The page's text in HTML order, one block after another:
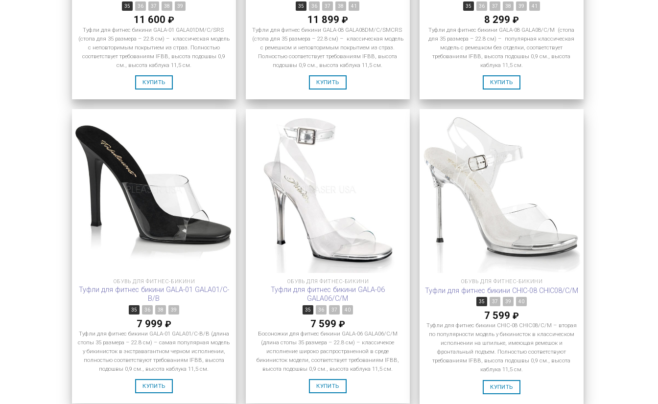
35 36 37 38 39
11 600 ₽
Туфли для фитнес бикини GALA-01 GALA01DM/C/SRS
(стопа для 35 размера – 22.8 см) – классическая модель
с неповторимым покрытием из страз. Полностью
соответствует требованиям IFBB, высота подошвы 0,9
см., высота каблука 11,5 см.
КУПИТЬ
35 36 37 38 41
11 899 ₽
Туфли для фитнес бикини GALA-08 GALA08DM/C/SMCRS
(стопа для 35 размера – 22.8 см) – классическая модель
с ремешком и неповторимым покрытием из страз.
Полностью соответствует требованиям IFBB, высота
подошвы 0,9 см., высота каблука 11,5 см.
КУПИТЬ
35 36 37 38 39 41
8 299 ₽
Туфли для фитнес бикини GALA-08 GALA08/C/M (стопа
для 35 размера – 22.8 см) – популярная классическая
модель с ремешком без отделки, соответствует
требованиям IFBB, высота подошвы 0,9 см., высота
каблука 11,5 см.
КУПИТЬ
ОБУВЬ ДЛЯ ФИТНЕС-БИКИНИ
Туфли для фитнес бикини GALA-01 GALA01/C-
B/B
35 36 38 39
7 999 ₽
Туфли для фитнес бикини GALA-01 GALA01/C-B/B (длина
стопы 35 размера – 22.8 см) – самая популярная модель
у бикинисток в экстравагантном черном исполнении,
полностью соответствуют требованиям IFBB, высота
подошвы 0,9 см., высота каблука 11,5 см.
КУПИТЬ
ОБУВЬ ДЛЯ ФИТНЕС-БИКИНИ
Туфли для фитнес бикини GALA-06
GALA06/C/M
35 36 37 40
7 599 ₽
Босоножки для фитнес бикини GALA-06 GALA06/C/M
(длина стопы 35 размера – 22.8 см) – классичекое
исполнение широко распространенной в среде
бикинисток модели, соответствует требованиям IFBB,
высота подошвы 0,9 см., высота каблука 11,5 см.
КУПИТЬ
ОБУВЬ ДЛЯ ФИТНЕС-БИКИНИ
Туфли для фитнес бикини CHIC-08 CHIC08/C/M
35 37 39 40
7 599 ₽
Туфли для фитнес бикини CHIC-08 CHIC08/C/M – вторая
по популярности модель у бикинисток в классическом
исполнении на шпильке, имеющая ремешок и
фронтальный подъем. Полностью соответствуют
требованиям IFBB, высота подошвы 0,9 см., высота
каблука 11,5 см.
КУПИТЬ